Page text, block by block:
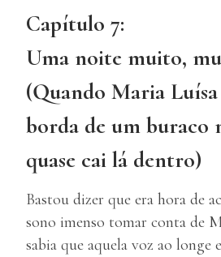
Capítulo 7:
Uma noite muito,
(Quando Maria
borda de um buraco
quase cai lá dentro)
Bastou dizer que era hora de
sono imenso tomar conta de
sabia que aquela voz ao longe